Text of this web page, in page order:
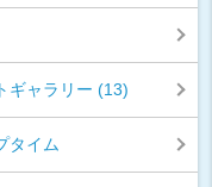
ギャラリー (13)
タイム